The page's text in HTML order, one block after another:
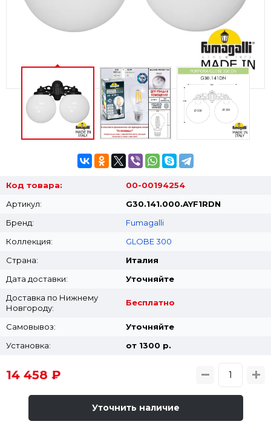
Код товара:
00-00194254
Артикул:
G30.141.000.AYF1RDN
Бренд:
Fumagalli
Коллекция:
GLOBE 300
Страна:
Италия
Дата доставки:
Уточняйте
Доставка по Нижнему
Новгороду:
Бесплатно
Самовывоз:
Уточняйте
Установка:
от 1300 p.
14 458 ₽
Уточнить наличие